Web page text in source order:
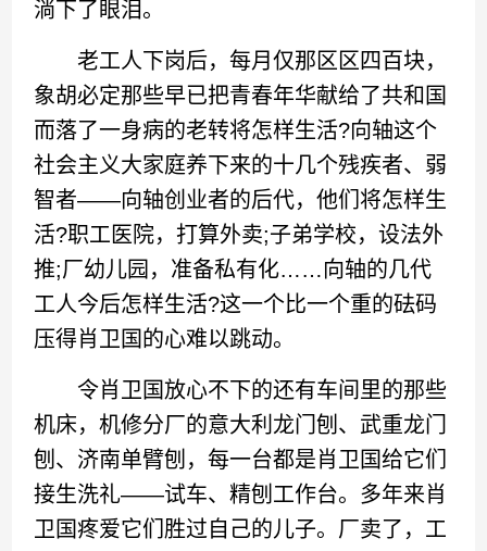
淌下了眼泪。
老工人下岗后，每月仅那区区四百块，
象胡必定那些早已把青春年华献给了共和国
而落了一身病的老转将怎样生活?向轴这个
社会主义大家庭养下来的十几个残疾者、弱
智者——向轴创业者的后代，他们将怎样生
活?职工医院，打算外卖;子弟学校，设法外
推;厂幼儿园，准备私有化……向轴的几代
工人今后怎样生活?这一个比一个重的砝码
压得肖卫国的心难以跳动。
令肖卫国放心不下的还有车间里的那些
机床，机修分厂的意大利龙门刨、武重龙门
刨、济南单臂刨，每一台都是肖卫国给它们
接生洗礼——试车、精刨工作台。多年来肖
卫国疼爱它们胜过自己的儿子。厂卖了，工